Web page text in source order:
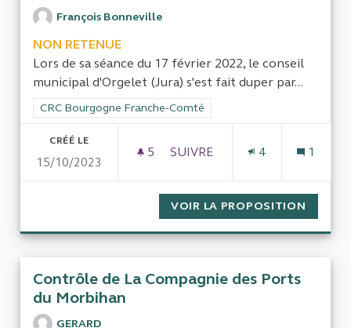
François Bonneville
NON RETENUE
Lors de sa séance du 17 février 2022, le conseil
municipal d'Orgelet (Jura) s'est fait duper par...
Filtrer les résultats de la catégorie : CRC Bourgogne
CRC Bourgogne Franche-Comté
CRÉÉ LE
15/10/2023
5 5 ABONNÉS
SUIVRE
4 1
VOIR LA PROPOSITION
Contrôle de La Compagnie des Ports
du Morbihan
GERARD